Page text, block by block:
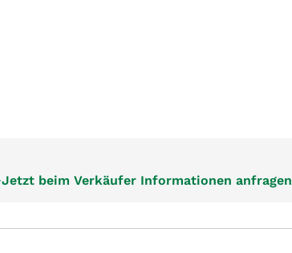
Jetzt beim Verkäufer Informationen anfragen